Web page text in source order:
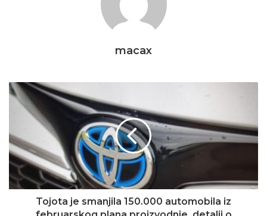
macax
Tojota je smanjila 150.000 automobila iz